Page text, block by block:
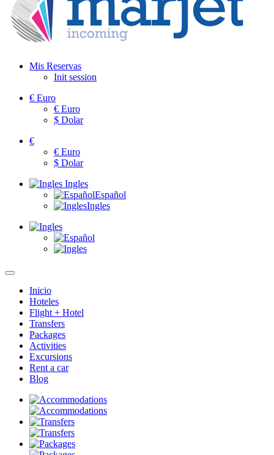
Mis Reservas
Init session
€ Euro
€ Euro
$ Dolar
€
€ Euro
$ Dolar
Ingles
Español
Ingles
Inicio
Hoteles
Flight + Hotel
Transfers
Packages
Activities
Excursions
Rent a car
Blog